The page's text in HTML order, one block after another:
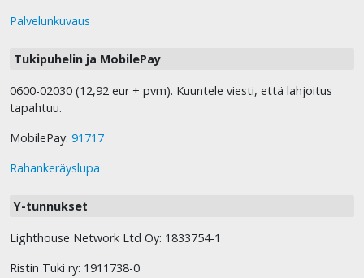
Palvelunkuvaus
Tukipuhelin ja MobilePay
0600-02030 (12,92 eur + pvm). Kuuntele viesti, että lahjoitus
tapahtuu.
MobilePay: 91717
Rahankeräyslupa
Y-tunnukset
Lighthouse Network Ltd Oy: 1833754-1
Ristin Tuki ry: 1911738-0